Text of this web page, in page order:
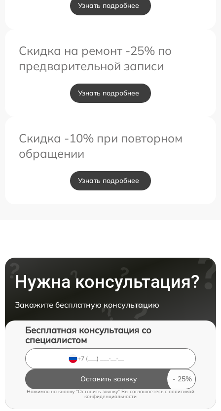
Узнать подробнее
Скидка на ремонт -25% по
предварительной записи
Узнать подробнее
Скидка -10% при повторном
обращении
Узнать подробнее
Нужна консультация?
Закажите бесплатную консультацию
Бесплатная консультация со
специалистом
Оставить заявку
Нажимая на кнопку "Оставить заявку" Вы соглашаетесь cполитикой
конфиденциальности